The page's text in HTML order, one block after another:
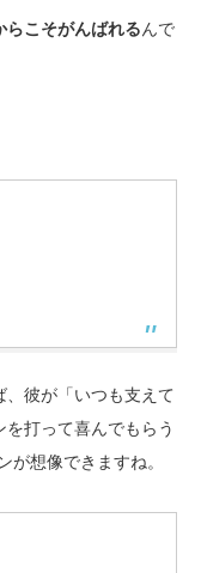
らこそがんばれるんで
、彼が「いつも支えて
打って喜んでもらう
が想像できますね。